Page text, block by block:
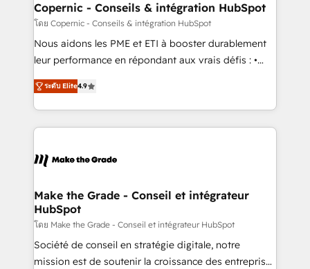
Copernic - Conseils & intégration HubSpot
โดย Copernic - Conseils & intégration HubSpot
Nous aidons les PME et ETI à booster durablement
leur performance en répondant aux vrais défis : •
Intégration de HubSpot avec d’autres outils (ERP,
téléphonie, etc.) • Alignement des équipes grâce à un
outil et des données partagées • Amélioration de la
collecte et de l’analyse des données pour des
de la productivité des équipes Notre équipe de 30
avec un engagement total, alignant processus
métiers et technologie, et guidant vos équipes à
travers le changement, tout en centrant vos objectifs
d’entreprise. Grâce à une méthodologie éprouvée
auprès de plus de 400 clients, nous comprenons
ระดับ Elite4.9
Make the Grade - Conseil et intégrateur
HubSpot
โดย Make the Grade - Conseil et intégrateur HubSpot
Société de conseil en stratégie digitale, notre
mission est de soutenir la croissance des entreprises